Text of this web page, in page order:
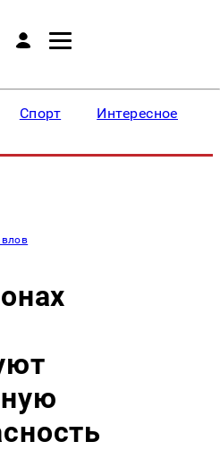
Спорт Интересное